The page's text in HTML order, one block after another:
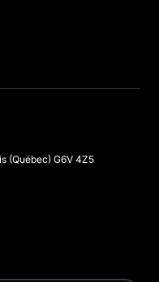
(Québec) G6V 4Z5